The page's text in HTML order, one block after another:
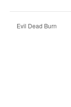
Evil Dead Burn